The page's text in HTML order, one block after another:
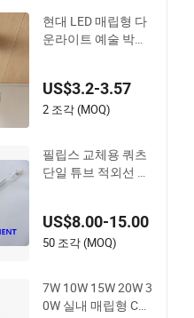
현대 LED 매립형 다
운라이트 예술 박물
US$3.2-3.57
2 조각 (MOQ)
필립스 교체용 쿼츠
단일 튜브 적외선 난
US$8.00-15.00
50 조각 (MOQ)
7W 10W 15W 20W 3
0W 실내 매립형 CO